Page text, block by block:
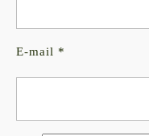
E-mail *